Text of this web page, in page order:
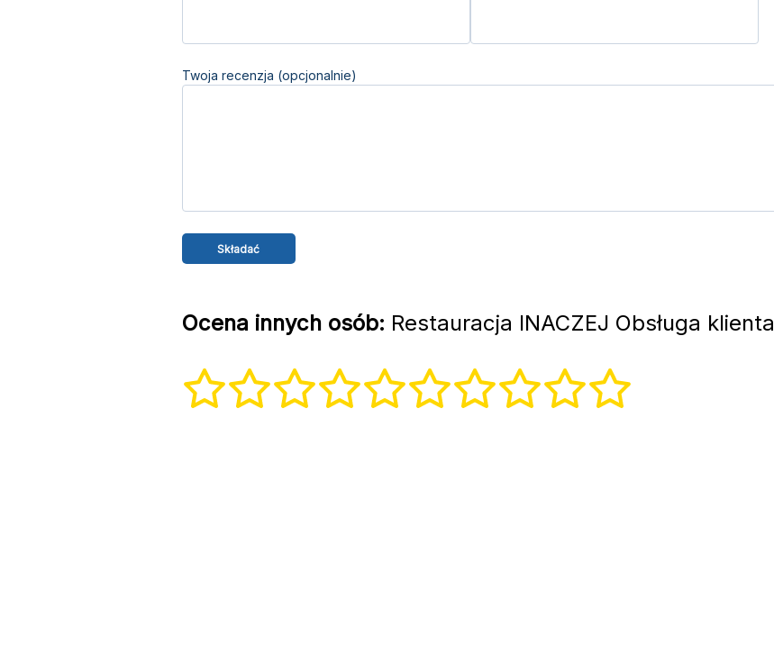
Twoja recenzja (opcjonalnie)
Ocena innych osób: Restauracja INACZEJ Obsługa klienta